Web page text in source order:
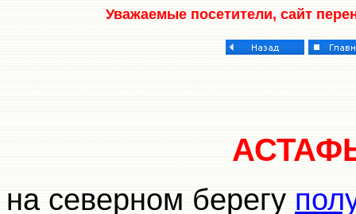
Уважаемые посетители, сайт
на северном берегу